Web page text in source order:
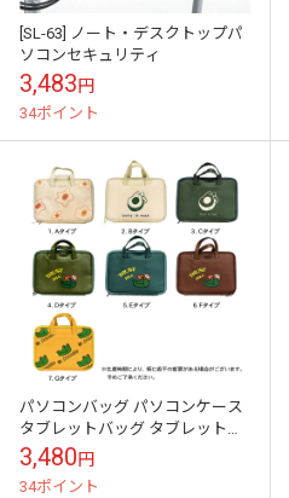
[SL-63] ノート・デスクトップパ
ソコンセキュリティ
3,483円
34ポイント
パソコンバッグ パソコンケース
タブレットバッグ タブレットケ
ース 10インチ 11インチ XSサイ
ズ 【送料pt100】
3,480円
34ポイント